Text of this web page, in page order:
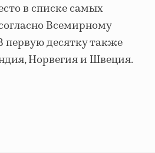
в списке самых
Всемирному
первую десятку также
Норвегия и Швеция.